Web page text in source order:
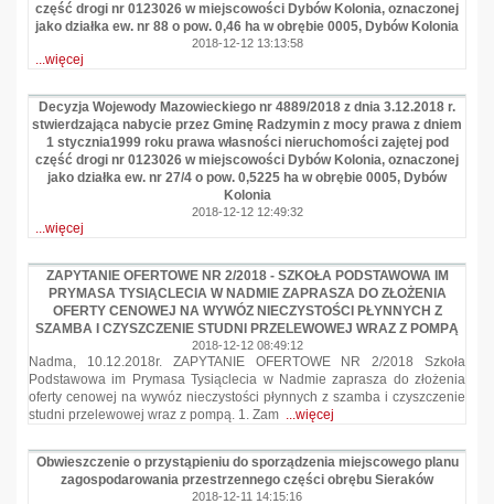
część drogi nr 0123026 w miejscowości Dybów Kolonia, oznaczonej
jako działka ew. nr 88 o pow. 0,46 ha w obrębie 0005, Dybów Kolonia
2018-12-12 13:13:58
...więcej
Decyzja Wojewody Mazowieckiego nr 4889/2018 z dnia 3.12.2018 r.
stwierdzająca nabycie przez Gminę Radzymin z mocy prawa z dniem
1 stycznia1999 roku prawa własności nieruchomości zajętej pod
część drogi nr 0123026 w miejscowości Dybów Kolonia, oznaczonej
jako działka ew. nr 27/4 o pow. 0,5225 ha w obrębie 0005, Dybów
Kolonia
2018-12-12 12:49:32
...więcej
ZAPYTANIE OFERTOWE NR 2/2018 - SZKOŁA PODSTAWOWA IM
PRYMASA TYSIĄCLECIA W NADMIE ZAPRASZA DO ZŁOŻENIA
OFERTY CENOWEJ NA WYWÓZ NIECZYSTOŚCI PŁYNNYCH Z
SZAMBA I CZYSZCZENIE STUDNI PRZELEWOWEJ WRAZ Z POMPĄ
2018-12-12 08:49:12
Nadma, 10.12.2018r. ZAPYTANIE OFERTOWE NR 2/2018 Szkoła
Podstawowa im Prymasa Tysiąclecia w Nadmie zaprasza do złożenia
oferty cenowej na wywóz nieczystości płynnych z szamba i czyszczenie
studni przelewowej wraz z pompą. 1. Zam ...więcej
Obwieszczenie o przystąpieniu do sporządzenia miejscowego planu
zagospodarowania przestrzennego części obrębu Sieraków
2018-12-11 14:15:16